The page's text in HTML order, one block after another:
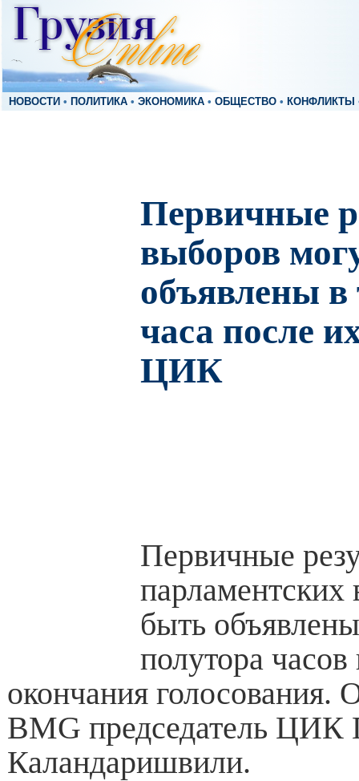
НОВОСТИ • ПОЛИТИКА • ЭКОНОМИКА • ОБЩЕСТВО • КОНФЛИКТЫ
Первичные
выборов
объявлены в
часа после
ЦИК
Первичные
быть
полутора часов
окончания голосования.
BMG председатель ЦИК
Каландаришвили.